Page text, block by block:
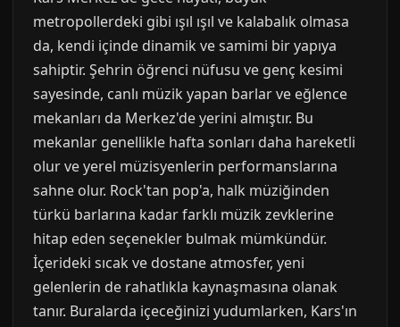
metropollerdeki gibi ışıl ışıl ve kalabalık olmasa
da, kendi içinde dinamik ve samimi bir yapıya
sahiptir. Şehrin öğrenci nüfusu ve genç kesimi
sayesinde, canlı müzik yapan barlar ve eğlence
mekanları da Merkez'de yerini almıştır. Bu
mekanlar genellikle hafta sonları daha hareketli
olur ve yerel müzisyenlerin performanslarına
sahne olur. Rock'tan pop'a, halk müziğinden
türkü barlarına kadar farklı müzik zevklerine
hitap eden seçenekler bulmak mümkündür.
İçerideki sıcak ve dostane atmosfer, yeni
gelenlerin de rahatlıkla kaynaşmasına olanak
tanır. Buralarda içeceğinizi yudumlarken, Kars'ın